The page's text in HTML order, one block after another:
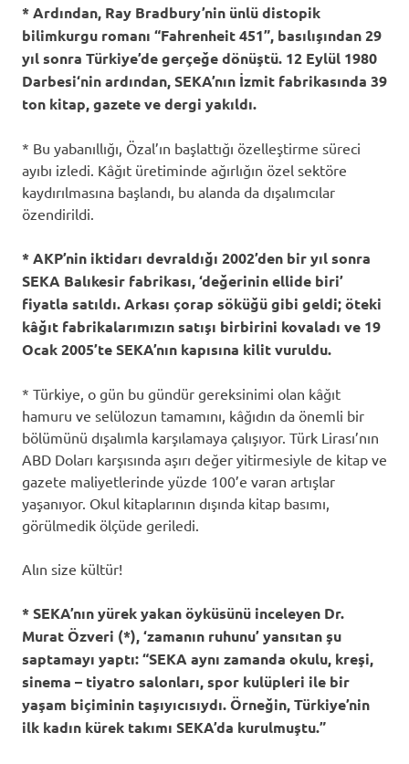
* Ardından, Ray Bradbury’nin ünlü distopik
bilimkurgu romanı “Fahrenheit 451”, basılışından 29
yıl sonra Türkiye’de gerçeğe dönüştü. 12 Eylül 1980
Darbesi‘nin ardından, SEKA’nın İzmit fabrikasında 39
ton kitap, gazete ve dergi yakıldı.
* Bu yabanıllığı, Özal’ın başlattığı özelleştirme süreci
ayıbı izledi. Kâğıt üretiminde ağırlığın özel sektöre
kaydırılmasına başlandı, bu alanda da dışalımcılar
özendirildi.
* AKP’nin iktidarı devraldığı 2002’den bir yıl sonra
SEKA Balıkesir fabrikası, ‘değerinin ellide biri’
fiyatla satıldı. Arkası çorap söküğü gibi geldi; öteki
kâğıt fabrikalarımızın satışı birbirini kovaladı ve 19
Ocak 2005’teSEKA’nın kapısına kilit vuruldu.
* Türkiye, o gün bu gündür gereksinimi olan kâğıt
hamuru ve selülozun tamamını, kâğıdın da önemli bir
bölümünü dışalımla karşılamaya çalışıyor. Türk Lirası’nın
ABD Doları karşısında aşırı değer yitirmesiyle de kitap ve
gazete maliyetlerinde yüzde 100’e varan artışlar
yaşanıyor. Okul kitaplarının dışında kitap basımı,
görülmedik ölçüde geriledi.
Alın size kültür!
* SEKA’nın yürek yakan öyküsünü inceleyen Dr.
Murat Özveri (*), ‘zamanın ruhunu’ yansıtan şu
saptamayı yaptı: “SEKA aynı zamanda okulu, kreşi,
sinema – tiyatro salonları, spor kulüpleri ile bir
yaşam biçiminin taşıyıcısıydı. Örneğin, Türkiye’nin
ilk kadın kürek takımı SEKA’da kurulmuştu.”